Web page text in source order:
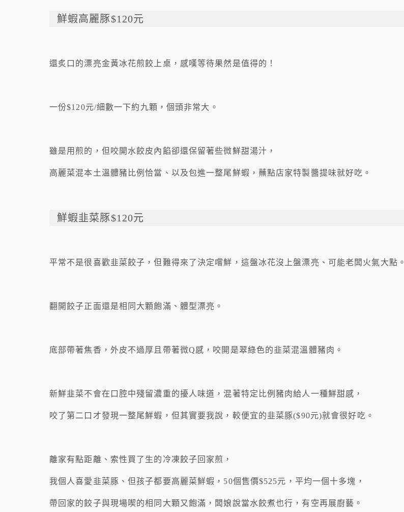
鮮蝦高麗豚$120元
還炙口的漂亮金黃冰花煎餃上桌，感嘆等待果然是值得的！
一份$120元/細數一下約九顆，個頭非常大。
雖是用煎的，但咬開水餃皮內餡卻還保留著些微鮮甜湯汁，
高麗菜混本土溫體豬比例恰當、以及包進一整尾鮮蝦，蘸點店家特製醬提味就好吃。
鮮蝦韭菜豚$120元
平常不是很喜歡韭菜餃子，但難得來了決定嚐鮮，這盤冰花沒上盤漂亮、可能老闆火氣大點。
翻開餃子正面還是相同大顆飽滿、體型漂亮。
底部帶著焦香，外皮不過厚且帶著微Q感，咬開是翠綠色的韭菜混溫體豬肉。
新鮮韭菜不會在口腔中殘留濃重的擾人味道，混著特定比例豬肉給人一種鮮甜感，
咬了第二口才發現一整尾鮮蝦，但其實要我說，較便宜的韭菜豚($90元)就會很好吃。
離家有點距離、索性買了生的冷凍餃子回家煎，
我個人喜愛韭菜豚、但孩子都要高麗菜鮮蝦，50個售價$525元，平均一個十多塊，
帶回家的餃子與現場喫的相同大顆又飽滿，闆娘說當水餃煮也行，有空再展廚藝。